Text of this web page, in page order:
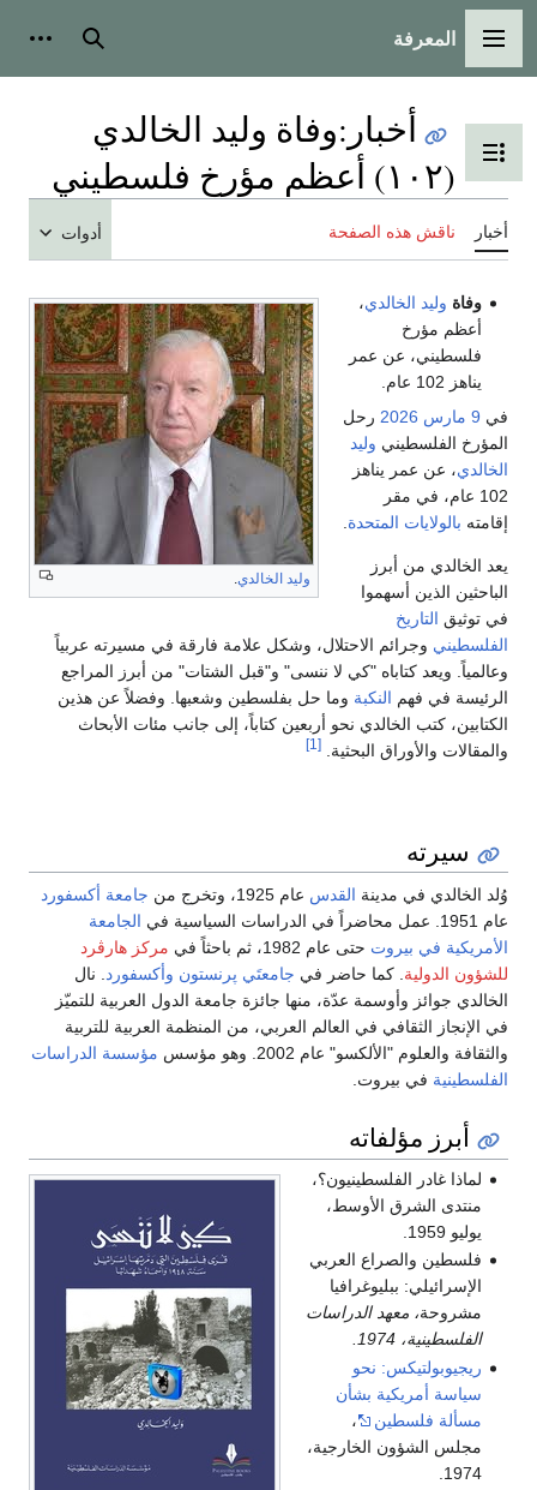
القائمة الرئيسية
المعرفة بحث
تبديل عرض جدول المحتويات
أخبار :وفاة وليد الخالدي
(١٠٢) أعظم مؤرخ فلسطيني
أخبار ناقش هذه الصفحة أدوات
وليد الخالدي.
وفاة وليد الخالدي،
أعظم مؤرخ
فلسطيني، عن عمر
يناهز 102 عام.
في 9 مارس 2026 رحل
المؤرخ الفلسطيني وليد
الخالدي، عن عمر يناهز
102 عام، في مقر
إقامته بالولايات المتحدة
يعد الخالدي من أبرز
الباحثين الذين أسهموا
في توثيق التاريخ
الفلسطيني وجرائم الاحتلال، وشكل علامة فارقة في مسيرته عربياً
وعالمياً. ويعد كتاباه "كي لا ننسى" و"قبل الشتات" من أبرز المراجع
الرئيسة في فهم النكبة وما حل بفلسطين وشعبها. وفضلاً عن هذين
الكتابين، كتب الخالدي نحو أربعين كتاباً، إلى جانب مئات الأبحاث
والمقالات والأوراق البحثية.
[1]
سيرته
وُلد الخالدي في مدينة القدس عام 1925، وتخرج من
جامعة أكسفورد
عام 1951. عمل محاضراً في الدراسات السياسية في
الجامعة
الأمريكية في بيروت حتى عام 1982، ثم باحثاً في
مركز هارڤرد
للشؤون الدولية. كما حاضر في جامعتَي پرنستون وأكسفورد. نال
الخالدي جوائز وأوسمة عدّة، منها جائزة جامعة الدول العربية للتميّز
في الإنجاز الثقافي في العالم العربي، من المنظمة العربية للتربية
والثقافة والعلوم "الألكسو" عام 2002. وهو مؤسس
مؤسسة الدراسات
الفلسطينية في بيروت.
أبرز مؤلفاته
لماذا غادر الفلسطينيون؟،
منتدى الشرق الأوسط،
يوليو 1959.
فلسطين والصراع العربي
الإسرائيلي: ببليوغرافيا
مشروحة، معهد الدراسات
الفلسطينية، 1974.
ريجيوبولتيكس: نحو
سياسة أمريكية بشأن
مسألة فلسطين
،
مجلس الشؤون الخارجية،
1974.